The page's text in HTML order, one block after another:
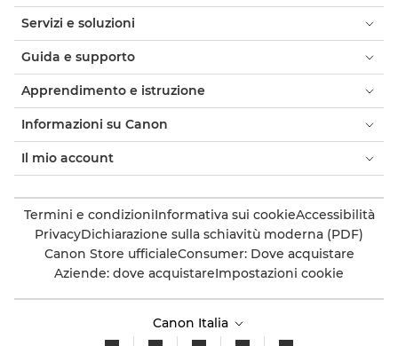
Servizi e soluzioni
Guida e supporto
Apprendimento e istruzione
Informazioni su Canon
Il mio account
Termini e condizioniInformativa sui cookieAccessibilità
PrivacyDichiarazione sulla schiavitù moderna (PDF)
Canon Store ufficialeConsumer: Dove acquistare
Aziende: dove acquistareImpostazioni cookie
Canon Italia